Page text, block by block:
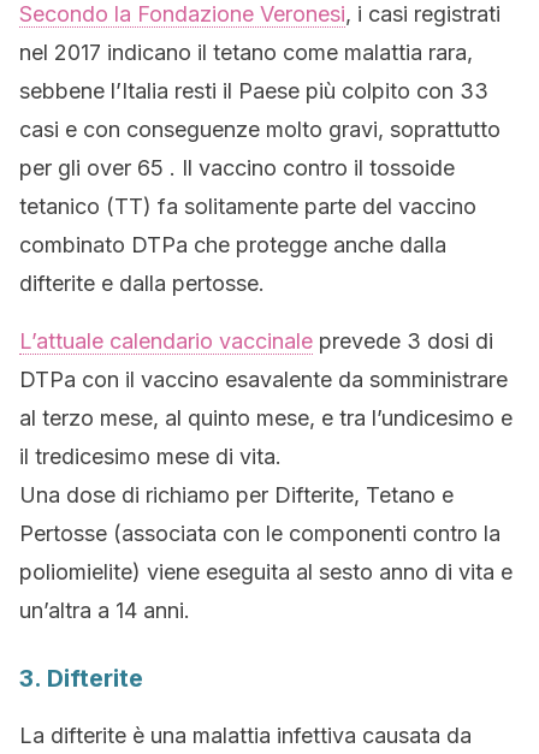
Secondo la Fondazione Veronesi, i casi registrati
nel 2017 indicano il tetano come malattia rara,
sebbene l’Italia resti il Paese più colpito con 33
casi e con conseguenze molto gravi, soprattutto
per gli over 65 . Il vaccino contro il tossoide
tetanico (TT) fa solitamente parte del vaccino
combinato DTPa che protegge anche dalla
difterite e dalla pertosse.
L’attuale calendario vaccinale prevede 3 dosi di
DTPa con il vaccino esavalente da somministrare
al terzo mese, al quinto mese, e tra l’undicesimo e
il tredicesimo mese di vita.
Una dose di richiamo per Difterite, Tetano e
Pertosse (associata con le componenti contro la
poliomielite) viene eseguita al sesto anno di vita e
un’altra a 14 anni.
3. Difterite
La difterite è una malattia infettiva causata da